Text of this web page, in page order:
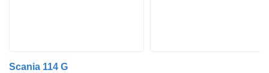
Scania 114 G